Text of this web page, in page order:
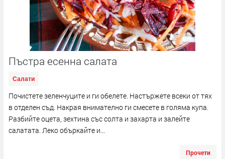
Пъстра есенна салата
Салати
Почистете зеленчуците и ги обелете. Настържете всеки от тях
в отделен съд. Накрая внимателно ги смесете в голяма купа.
Разбийте оцета, зехтина със солта и захарта и залейте
салатата. Леко объркайте и...
Прочети